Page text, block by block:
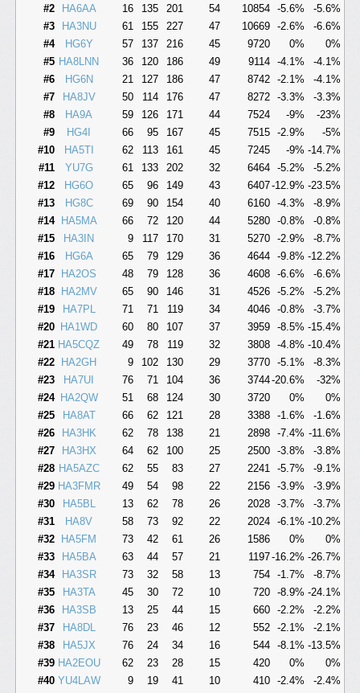
#2 HA6AA 16 135 201 54 10854 -5.6%
-5.6%
#3
HA3NU 61 155 227 47 10669 -2.6%
-6.6%
#4
HG6Y 57 137 216 45 9720 0%
0%
#5 HA8LNN 36 120 186 49 9114 -4.1%
-4.1%
#6
HG6N 21 127 186 47 8742 -2.1%
-4.1%
#7
HA8JV 50 114 176 47 8272 -3.3%
-3.3%
#8
HA9A 59 126 171 44 7524 -9%
-23%
#9
HG4I 66 95 167 45 7515 -2.9%
-5%
#10
HA5TI 62 113 161 45 7245 -9% -14.7%
#11
YU7G 61 133 202 32 6464 -5.2%
-5.2%
#12
HG6O 65 96 149 43 6407-12.9% -23.5%
#13
HG8C 69 90 154 40 6160 -4.3%
-8.9%
#14
HA5MA 66 72 120 44 5280 -0.8%
-0.8%
#15
HA3IN 9 117 170 31 5270 -2.9%
-8.7%
#16
HG6A 65 79 129 36 4644 -9.8% -12.2%
#17
HA2OS 48 79 128 36 4608 -6.6%
-6.6%
#18
HA2MV 65 90 146 31 4526 -5.2%
-5.2%
#19
HA7PL 71 71 119 34 4046 -0.8%
-3.7%
#20 HA1WD 60 80 107 37 3959 -8.5% -15.4%
#21 HA5CQZ 49 78 119 32 3808 -4.8% -10.4%
#22
HA2GH 9 102 130 29 3770 -5.1%
-8.3%
#23
HA7UI 76 71 104 36 3744-20.6%
-32%
#24 HA2QW 51 68 124 30 3720 0%
0%
#25
HA8AT 66 62 121 28 3388 -1.6%
-1.6%
#26
HA3HK 62 78 138 21 2898 -7.4% -11.6%
#27
HA3HX 64 62 100 25 2500 -3.8%
-3.8%
#28 HA5AZC 62 55 83 27 2241 -5.7%
-9.1%
#29 HA3FMR 49 54 98 22 2156 -3.9%
-3.9%
#30
HA5BL 13 62 78 26 2028 -3.7%
-3.7%
#31
HA8V 58 73 92 22 2024 -6.1% -10.2%
#32
HA5FM 73 42 61 26 1586 0%
0%
#33
HA5BA 63 44 57 21 1197-16.2% -26.7%
#34
HA3SR 73 32 58 13 754 -1.7%
-8.7%
#35
HA3TA 45 30 72 10 720 -8.9% -24.1%
#36
HA3SB 13 25 44 15 660 -2.2%
-2.2%
#37
HA8DL 76 23 46 12 552 -2.1%
-2.1%
#38
HA5JX 76 24 34 16 544 -8.1% -13.5%
#39 HA2EOU 62 23 28 15 420 0%
0%
#40 YU4LAW 9 19 41 10 410 -2.4%
-2.4%